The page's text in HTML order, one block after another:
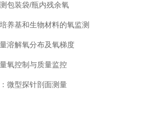
包装袋/瓶内残余氧
养基和生物材料的氧监测
溶解氧分布及氧梯度
氧控制与质量监控
微型探针剖面测量